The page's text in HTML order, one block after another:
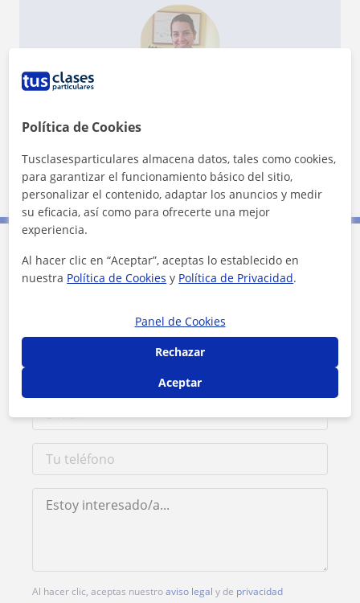
¿Quieres saber más de Paula?
★★★
Ver perfil
Contacta con Paula
Al hacer clic, aceptas nuestroaviso legal y de privacidad
Política de Cookies
Tusclasesparticulares almacena datos, tales como cookies,
para garantizar el funcionamiento básico del sitio,
personalizar el contenido, adaptar los anuncios y medir
su eficacia, así como para ofrecerte una mejor
experiencia.
Al hacer clic en “Aceptar”, aceptas lo establecido en
nuestra Política de Cookies y Política de Privacidad.
Panel de Cookies
Rechazar
Aceptar